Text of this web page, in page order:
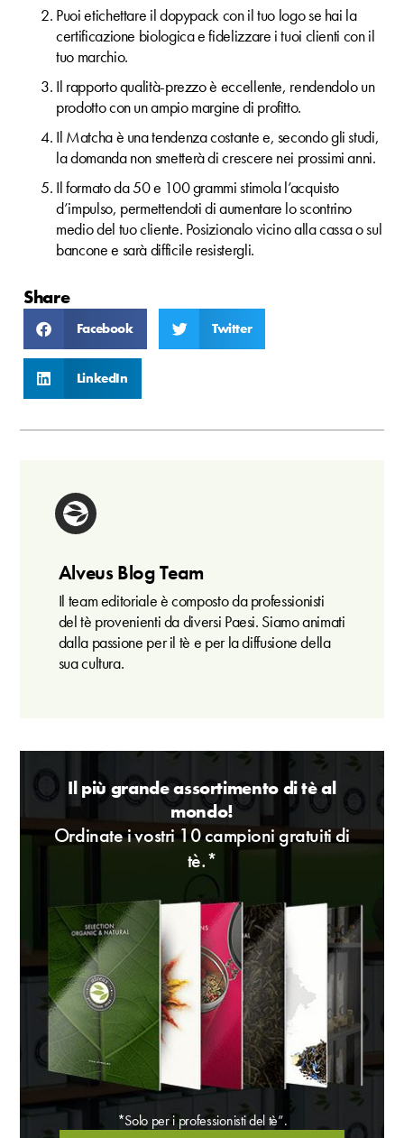
Puoi etichettare il dopypack con il tuo logo se hai la
certificazione biologica e fidelizzare i tuoi clienti con il
tuo marchio.
Il rapporto qualità-prezzo è eccellente, rendendolo un
prodotto con un ampio margine di profitto.
Il Matcha è una tendenza costante e, secondo gli studi,
la domanda non smetterà di crescere nei prossimi anni.
Il formato da 50 e 100 grammi stimola l’acquisto
d’impulso, permettendoti di aumentare lo scontrino
medio del tuo cliente. Posizionalo vicino alla cassa o sul
bancone e sarà difficile resistergli.
Share
Facebook Twitter
LinkedIn
Alveus Blog Team
Il team editoriale è composto da professionisti
del tè provenienti da diversi Paesi. Siamo animati
dalla passione per il tè e per la diffusione della
sua cultura.
Il più grande assortimento di tè al
mondo!
Ordinate i vostri 10 campioni gratuiti di
tè.*
*Solo per i professionisti del tè”.